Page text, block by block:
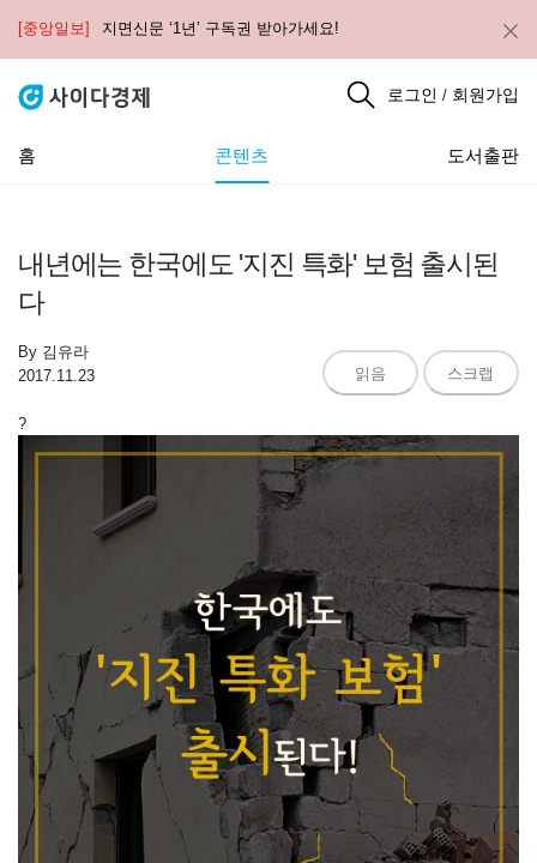
[중앙일보] 지면신문 ‘1년’ 구독권 받아가세요!
로그인 / 회원가입
홈 콘텐츠 도서출판
내년에는 한국에도 '지진 특화' 보험 출시된
다
By 김유라
2017.11.23
읽음 스크랩
?